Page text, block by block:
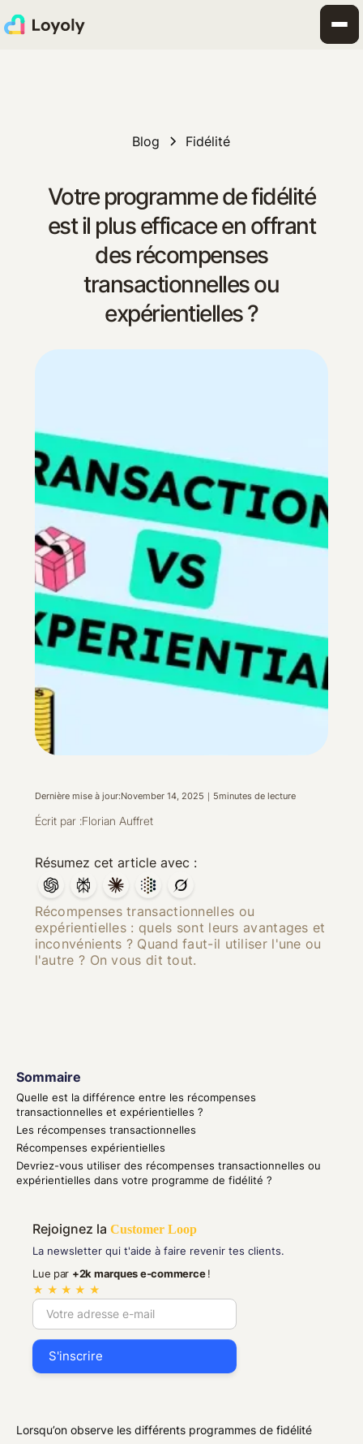
Blog Fidélité
Votre programme de fidélité
est il plus efficace en offrant
des récompenses
transactionnelles ou
expérientielles ?
Dernière mise à jour:November 14, 2025 ｜ 5minutes de lecture
Écrit par :Florian Auffret
Résumez cet article avec :
Récompenses transactionnelles ou
expérientielles : quels sont leurs avantages et
inconvénients ? Quand faut-il utiliser l'une ou
l'autre ? On vous dit tout.
Sommaire
Quelle est la différence entre les récompenses
transactionnelles et expérientielles ?
Les récompenses transactionnelles
Récompenses expérientielles
Devriez-vous utiliser des récompenses transactionnelles ou
expérientielles dans votre programme de fidélité ?
Rejoignez laCustomer Loop
La newsletter qui t'aide à faire revenir tes clients.
Lue par +2k marques e-commerce !
★ ★ ★ ★ ★
Lorsqu’on observe les différents programmes de fidélité